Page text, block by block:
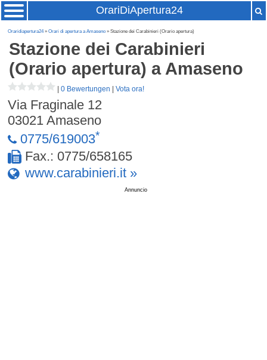
OrariDiApertura24
Oraridiapertura24»Orari di apertura a Amaseno » Stazione dei Carabinieri (Orario apertura)
Stazione dei Carabinieri
(Orario apertura) a Amaseno
|0 Bewertungen |Vota ora!
Via Fraginale 12
03021 Amaseno
0775/619003*
Fax.: 0775/658165
www.carabinieri.it »
Annuncio